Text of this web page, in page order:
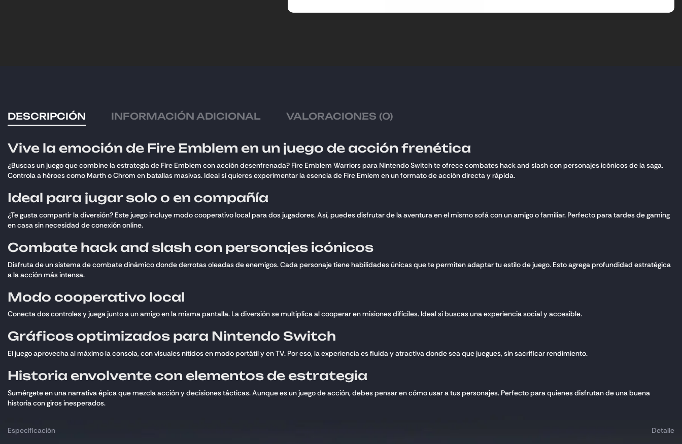
DESCRIPCIÓN INFORMACIÓN ADICIONAL VALORACIONES (0)
Vive la emoción de Fire Emblem en un juego de acción frenética
¿Buscas un juego que combine la estrategia de Fire Emblem con acción desenfrenada? Fire Emblem Warriors para Nintendo Switch te ofrece combates hack and slash con personajes icónicos de la saga.
Controla a héroes como Marth o Chrom en batallas masivas. Ideal si quieres experimentar la esencia de Fire Emlem en un formato de acción directa y rápida.
Ideal para jugar solo o en compañía
¿Te gusta compartir la diversión? Este juego incluye modo cooperativo local para dos jugadores. Así, puedes disfrutar de la aventura en el mismo sofá con un amigo o familiar. Perfecto para tardes de gaming
en casa sin necesidad de conexión online.
Combate hack and slash con personajes icónicos
Disfruta de un sistema de combate dinámico donde derrotas oleadas de enemigos. Cada personaje tiene habilidades únicas que te permiten adaptar tu estilo de juego. Esto agrega profundidad estratégica
a la acción más intensa.
Modo cooperativo local
Conecta dos controles y juega junto a un amigo en la misma pantalla. La diversión se multiplica al cooperar en misiones difíciles. Ideal si buscas una experiencia social y accesible.
Gráficos optimizados para Nintendo Switch
El juego aprovecha al máximo la consola, con visuales nítidos en modo portátil y en TV. Por eso, la experiencia es fluida y atractiva donde sea que juegues, sin sacrificar rendimiento.
Historia envolvente con elementos de estrategia
Sumérgete en una narrativa épica que mezcla acción y decisiones tácticas. Aunque es un juego de acción, debes pensar en cómo usar a tus personajes. Perfecto para quienes disfrutan de una buena
historia con giros inesperados.
Especificación Detalle